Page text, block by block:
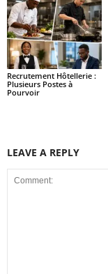
Recrutement Hôtellerie :
Plusieurs Postes à
Pourvoir
LEAVE A REPLY